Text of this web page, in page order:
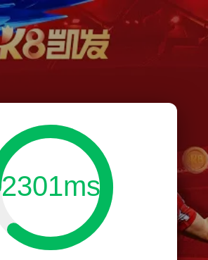
2301ms